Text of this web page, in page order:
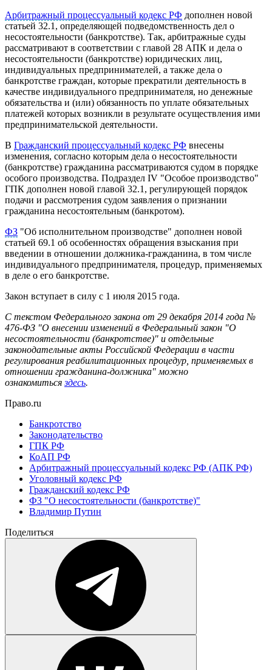
Арбитражный процессуальный кодекс РФ дополнен новой
статьей 32.1, определяющей подведомственность дел о
несостоятельности (банкротстве). Так, арбитражные суды
рассматривают в соответствии с главой 28 АПК и дела о
несостоятельности (банкротстве) юридических лиц,
индивидуальных предпринимателей, а также дела о
банкротстве граждан, которые прекратили деятельность в
качестве индивидуального предпринимателя, но денежные
обязательства и (или) обязанность по уплате обязательных
платежей которых возникли в результате осуществления ими
предпринимательской деятельности.
В Гражданский процессуальный кодекс РФ внесены
изменения, согласно которым дела о несостоятельности
(банкротстве) гражданина рассматриваются судом в порядке
особого производства. Подраздел IV "Особое производство"
ГПК дополнен новой главой 32.1, регулирующей порядок
подачи и рассмотрения судом заявления о признании
гражданина несостоятельным (банкротом).
ФЗ "Об исполнительном производстве" дополнен новой
статьей 69.1 об особенностях обращения взыскания при
введении в отношении должника-гражданина, в том числе
индивидуального предпринимателя, процедур, применяемых
в деле о его банкротстве.
Закон вступает в силу с 1 июля 2015 года.
С текстом Федерального закона от 29 декабря 2014 года №
476-ФЗ "О внесении изменений в Федеральный закон "О
несостоятельности (банкротстве)" и отдельные
законодательные акты Российской Федерации в части
регулирования реабилитационных процедур, применяемых в
отношении гражданина-должника" можно
ознакомитьсяздесь.
Право.ru
Банкротство
Законодательство
ГПК РФ
КоАП РФ
Арбитражный процессуальный кодекс РФ (АПК РФ)
Уголовный кодекс РФ
Гражданский кодекс РФ
ФЗ "О несостоятельности (банкротстве)"
Владимир Путин
Поделиться